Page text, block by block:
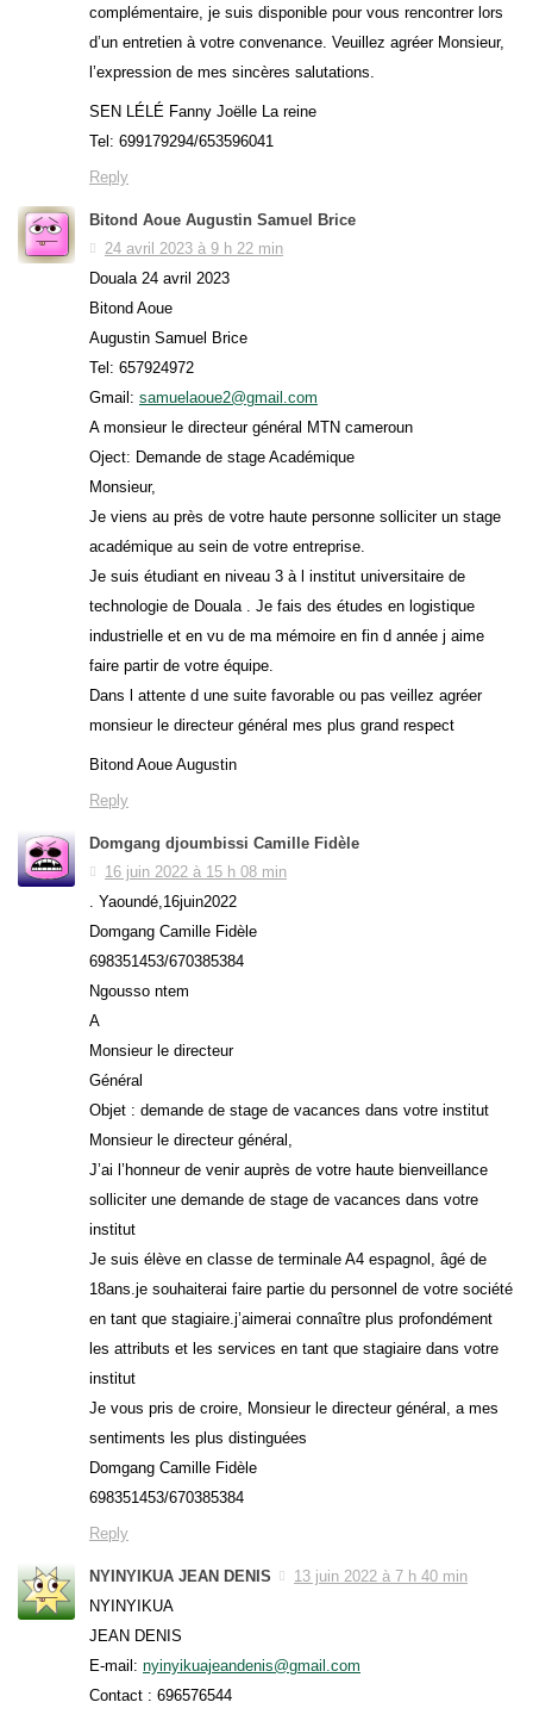
complémentaire, je suis disponible pour vous rencontrer lors
d’un entretien à votre convenance. Veuillez agréer Monsieur,
l’expression de mes sincères salutations.
SEN LÉLÉ Fanny Joëlle La reine
Tel: 699179294/653596041
Reply
Bitond Aoue Augustin Samuel Brice
24 avril 2023 à 9 h 22 min
Douala 24 avril 2023
Bitond Aoue
Augustin Samuel Brice
Tel: 657924972
Gmail: samuelaoue2@gmail.com
A monsieur le directeur général MTN cameroun
Oject: Demande de stage Académique
Monsieur,
Je viens au près de votre haute personne solliciter un stage
académique au sein de votre entreprise.
Je suis étudiant en niveau 3 à l institut universitaire de
technologie de Douala . Je fais des études en logistique
industrielle et en vu de ma mémoire en fin d année j aime
faire partir de votre équipe.
Dans l attente d une suite favorable ou pas veillez agréer
monsieur le directeur général mes plus grand respect
Bitond Aoue Augustin
Reply
Domgang djoumbissi Camille Fidèle
16 juin 2022 à 15 h 08 min
. Yaoundé,16juin2022
Domgang Camille Fidèle
698351453/670385384
Ngousso ntem
A
Monsieur le directeur
Général
Objet : demande de stage de vacances dans votre institut
Monsieur le directeur général,
J’ai l’honneur de venir auprès de votre haute bienveillance
solliciter une demande de stage de vacances dans votre
institut
Je suis élève en classe de terminale A4 espagnol, âgé de
18ans.je souhaiterai faire partie du personnel de votre société
en tant que stagiaire.j’aimerai connaître plus profondément
les attributs et les services en tant que stagiaire dans votre
institut
Je vous pris de croire, Monsieur le directeur général, a mes
sentiments les plus distinguées
Domgang Camille Fidèle
698351453/670385384
Reply
NYINYIKUA JEAN DENIS
13 juin 2022 à 7 h 40 min
NYINYIKUA
JEAN DENIS
E-mail: nyinyikuajeandenis@gmail.com
Contact : 696576544